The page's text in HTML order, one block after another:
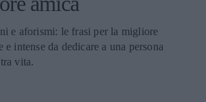
e aforismi: le frasi per la migliore
e intense da dedicare a una persona
vita.